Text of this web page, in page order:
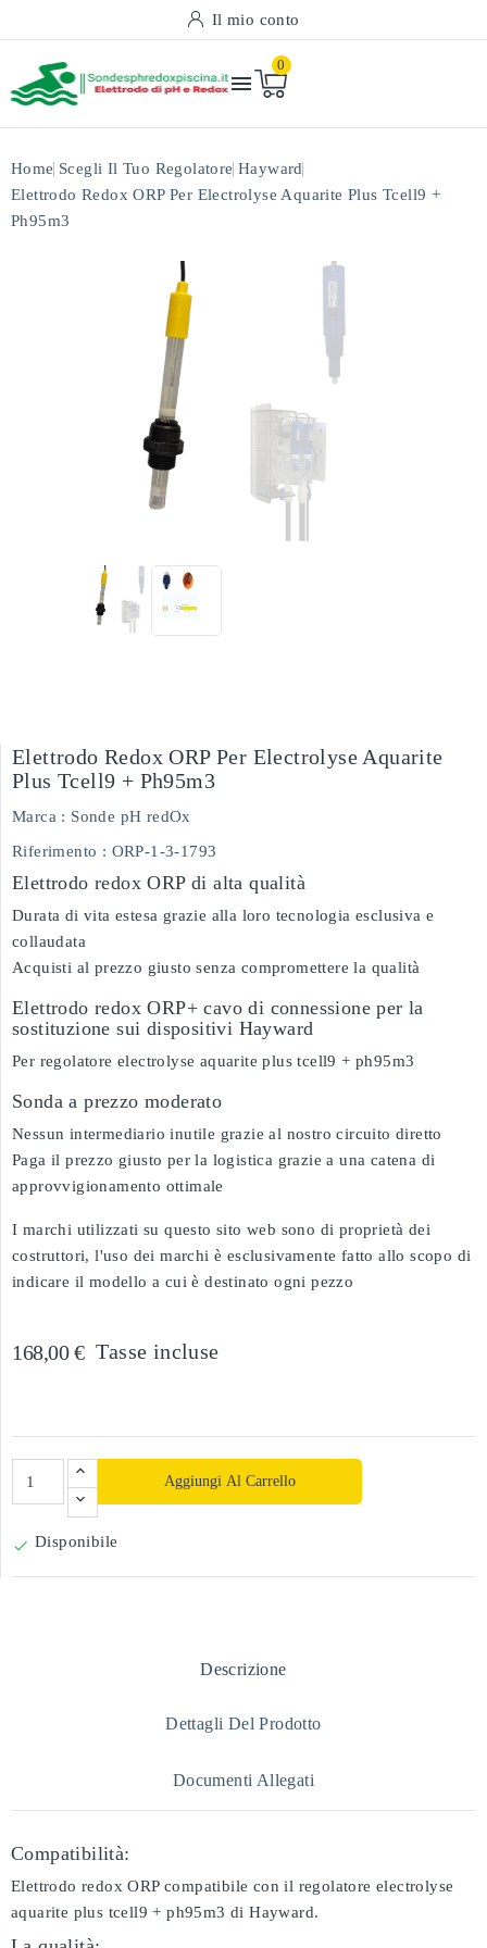
Il mio conto

0
Home Scegli Il Tuo Regolatore Hayward
Elettrodo Redox ORP Per Electrolyse Aquarite Plus Tcell9 +
Ph95m3
Elettrodo Redox ORP Per Electrolyse Aquarite
Plus Tcell9 + Ph95m3
Marca : Sonde pH redOx
Riferimento : ORP-1-3-1793
Elettrodo redox ORP di alta qualità
Durata di vita estesa grazie alla loro tecnologia esclusiva e
collaudata
Acquisti al prezzo giusto senza compromettere la qualità
Elettrodo redox ORP+ cavo di connessione per la
sostituzione sui dispositivi Hayward
Per regolatore electrolyse aquarite plus tcell9 + ph95m3
Sonda a prezzo moderato
Nessun intermediario inutile grazie al nostro circuito diretto
Paga il prezzo giusto per la logistica grazie a una catena di
approvvigionamento ottimale
I marchi utilizzati su questo sito web sono di proprietà dei
costruttori, l'uso dei marchi è esclusivamente fatto allo scopo di
indicare il modello a cui è destinato ogni pezzo
168,00 € Tasse incluse
Aggiungi Al Carrello
 Disponibile
Descrizione
Dettagli Del Prodotto
Documenti Allegati
Compatibilità:
Elettrodo redox ORP compatibile con il regolatore electrolyse
aquarite plus tcell9 + ph95m3 di Hayward.